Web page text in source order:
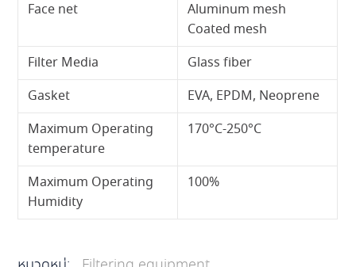
Face net
Aluminum mesh
Coated mesh
Filter Media
Glass fiber
Gasket
EVA, EPDM, Neoprene
Maximum Operating
temperature
170°C-250°C
Maximum Operating
Humidity
100%